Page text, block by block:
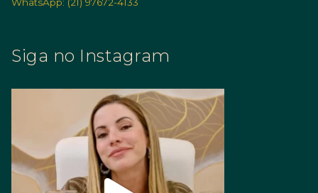
Siga no Instagram